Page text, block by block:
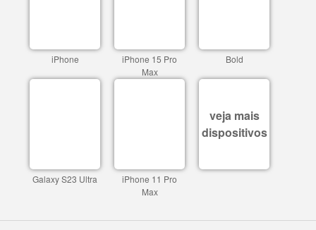
iPhone
iPhone 15 Pro
Max
Bold
Galaxy S23 Ultra
iPhone 11 Pro
Max
veja mais
dispositivos